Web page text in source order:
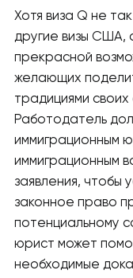
Хотя виза Q не
другие визы США,
прекрасной
желающих
традициями
Работодатель
иммиграционным
иммиграционным
заявления, чтобы
законное право
потенциальному
юрист может
необходимые